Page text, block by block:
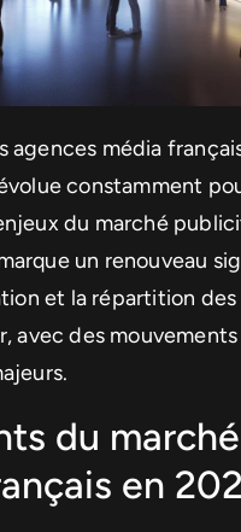
agences média
constamment
du marché
un renouveau
et la répartition des
avec des mouvements
du marché
en